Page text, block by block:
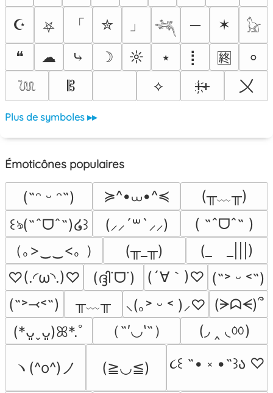
☪ ⛧ 「 ✮ 」 𓆈 ─ ✶
𓃠
❝
☁ ⤷ ☽ ☼ ⭑ ⡇ 🈡
⸰
𓆙
𝄡 ⟡ ᚐ҉ᚐ 〤
Plus de symboles ▸▸
Émoticônes populaires
(˶ᵔ ᵕ ᵔ˶) ≽^•⩊•^≼
(╥﹏╥)
꒰ঌ(˶ˆᗜˆ˵)໒꒱
(⸝⸝´꒳`⸝⸝)
( ˶ˆᗜˆ˵ )
（｡>‿‿<｡ ）
(╥_╥)
(_　_|||)
♡(.◜ω◝.)♡
(ദ്ദി˙ᗜ˙) (´∀｀)♡ (˶˃ ᵕ ˂˶)
(˶˃⤙˂˶)
╥﹏╥ ⸜(｡˃ ᵕ ˂ )⸝♡ (ᗒᗣᗕ)՞
(*ᴗ͈ˬᴗ͈)ꕤ*.ﾟ
（˶′◡‵˶） (◞ ‸ ◟ㆀ)
ヽ(^o^)ノ (≧◡≦) ૮꒰ ˶• ༝ •˶꒱ა ♡